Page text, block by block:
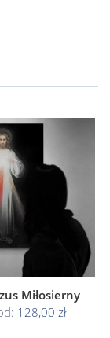
Miłosierny
128,00 zł